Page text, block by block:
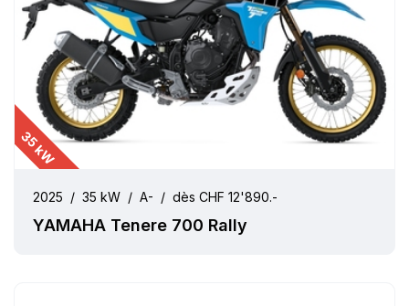
35 kW
2025 / 35 kW / A- / dès CHF 12'890.-
YAMAHA Tenere 700 Rally